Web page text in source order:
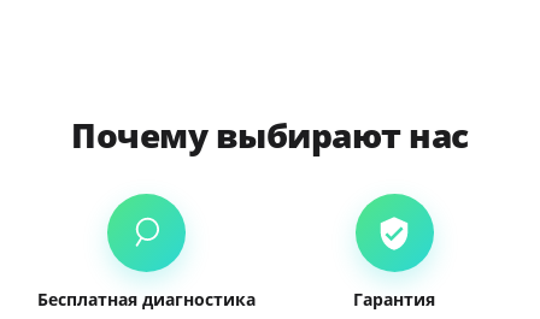
Почему выбирают нас
Бесплатная диагностика Гарантия